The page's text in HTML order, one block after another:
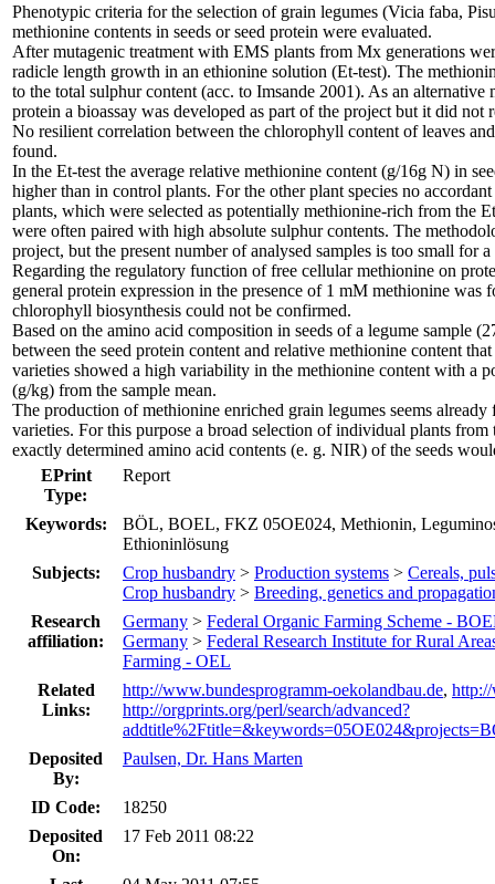
Phenotypic criteria for the selection of grain legumes (Vicia faba,
methionine contents in seeds or seed protein were evaluated.
After mutagenic treatment with EMS plants from Mx generations
radicle length growth in an ethionine solution (Et-test). The
to the total sulphur content (acc. to Imsande 2001). As an alternative
protein a bioassay was developed as part of the project but it did not
No resilient correlation between the chlorophyll content of leaves
found.
In the Et-test the average relative methionine content (g/16g N) in
higher than in control plants. For the other plant species no
plants, which were selected as potentially methionine-rich from the
were often paired with high absolute sulphur contents. The
project, but the present number of analysed samples is too small for
Regarding the regulatory function of free cellular methionine on
general protein expression in the presence of 1 mM methionine
chlorophyll biosynthesis could not be confirmed.
Based on the amino acid composition in seeds of a legume sample
between the seed protein content and relative methionine content
varieties showed a high variability in the methionine content with a
(g/kg) from the sample mean.
The production of methionine enriched grain legumes seems
varieties. For this purpose a broad selection of individual plants
exactly determined amino acid contents (e. g. NIR) of the seeds
EPrint
Type:
Report
Keywords:
BÖL, BOEL, FKZ 05OE024, Methionin,
Ethioninlösung
Subjects:
Crop husbandry > Production systems > Cereals,
Crop husbandry > Breeding, genetics and
Research
affiliation:
Germany > Federal Organic Farming Scheme -
Germany > Federal Research Institute for Rural
Farming - OEL
Related
Links:
http://www.bundesprogramm-oekolandbau.de,
http://orgprints.org/perl/search/advanced?
Deposited
By:
Paulsen, Dr. Hans Marten
ID Code:
18250
Deposited
On:
17 Feb 2011 08:22